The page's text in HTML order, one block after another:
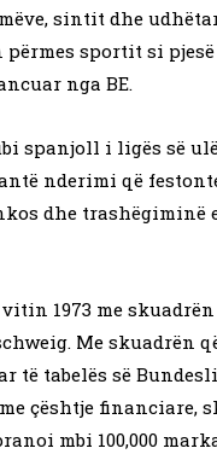
sintit dhe
sportit si
nga BE.
spanjoll i ligës së
nderimi që
dhe trashëgiminë
1973 me skuadrën
Me skuadrën
të tabelës së
çështje financiare,
mbi 100,000